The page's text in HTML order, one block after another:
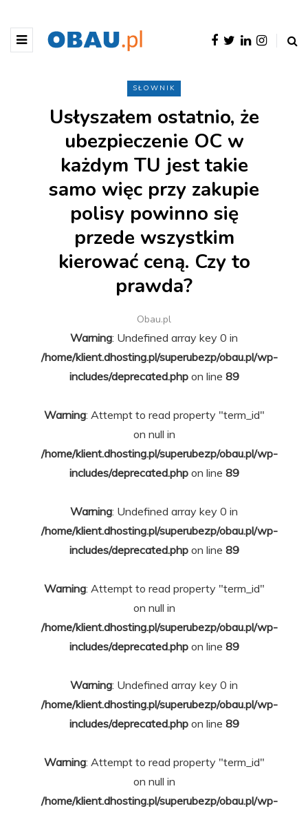
SŁOWNIK
Usłyszałem ostatnio, że
ubezpieczenie OC w
każdym TU jest takie
samo więc przy zakupie
polisy powinno się
przede wszystkim
kierować ceną. Czy to
prawda?
Obau.pl
Warning: Undefined array key 0 in
/home/klient.dhosting.pl/superubezp/obau.pl/wp-
includes/deprecated.phpon line 89
Warning: Attempt to read property "term_id"
on null in
/home/klient.dhosting.pl/superubezp/obau.pl/wp-
includes/deprecated.phpon line 89
Warning: Undefined array key 0 in
/home/klient.dhosting.pl/superubezp/obau.pl/wp-
includes/deprecated.phpon line 89
Warning: Attempt to read property "term_id"
on null in
/home/klient.dhosting.pl/superubezp/obau.pl/wp-
includes/deprecated.phpon line 89
Warning: Undefined array key 0 in
/home/klient.dhosting.pl/superubezp/obau.pl/wp-
includes/deprecated.phpon line 89
Warning: Attempt to read property "term_id"
on null in
/home/klient.dhosting.pl/superubezp/obau.pl/wp-